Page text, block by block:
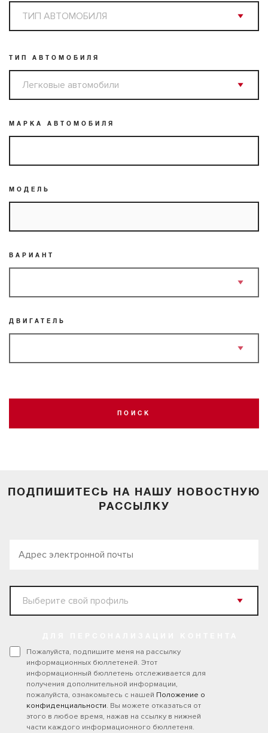
ТИП АВТОМОБИЛЯ
МАРКА АВТОМОБИЛЯ
МОДЕЛЬ
ВАРИАНТ
ДВИГАТЕЛЬ
ПОИСК
ПОДПИШИТЕСЬ НА НАШУ НОВОСТНУЮ
РАССЫЛКУ
Пожалуйста, подпишите меня на рассылку
информационных бюллетеней. Этот
информационный бюллетень отслеживается для
получения дополнительной информации,
пожалуйста, ознакомьтесь с нашей Положение о
конфиденциальности. Вы можете отказаться от
этого в любое время, нажав на ссылку в нижней
части каждого информационного бюллетеня.